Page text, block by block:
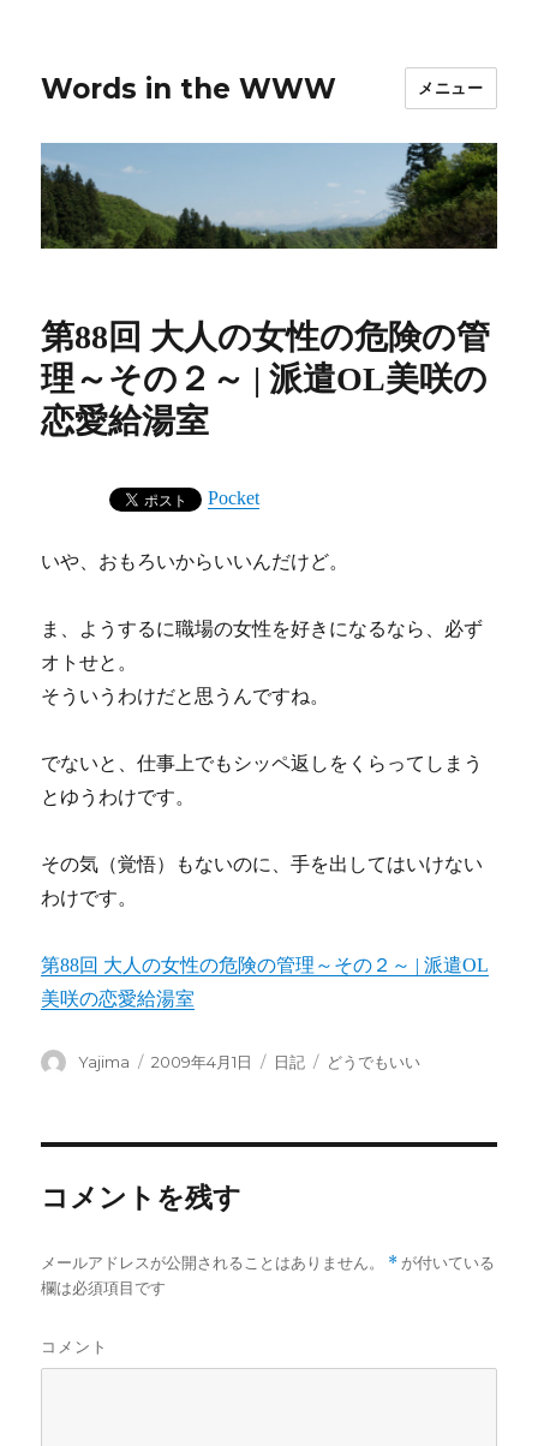
Words in the WWW メニュー
第88回 大人の女性の危険の管
理～その２～ | 派遣OL美咲の
恋愛給湯室
Pocket
いや、おもろいからいいんだけど。
ま、ようするに職場の女性を好きになるなら、必ず
オトせと。
そういうわけだと思うんですね。
でないと、仕事上でもシッペ返しをくらってしまう
とゆうわけです。
その気（覚悟）もないのに、手を出してはいけない
わけです。
第88回 大人の女性の危険の管理～その２～ | 派遣OL
美咲の恋愛給湯室
投
Yajima
投
2009年4月1日
カ
リ
日記
タ
どうでもいい
コメントを残す
メールアドレスが公開されることはありません。 *が付いている
欄は必須項目です
コメント